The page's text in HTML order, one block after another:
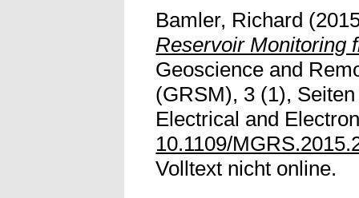
Bamler, Richard
Reservoir Monitoring
Geoscience and
(GRSM), 3 (1),
Electrical and
10.1109/
Volltext nicht online.